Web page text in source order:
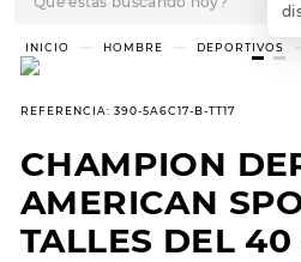
HOMBRE DEPORTIVOS
REFERENCIA: 390-5A6C17-B-TT17
CHAMPION
AMERICAN
TALLES DEL
3.
4.